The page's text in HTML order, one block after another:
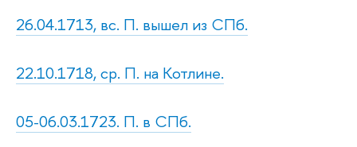
26.04.1713, вс. П. вышел из СПб.
22.10.1718, ср. П. на Котлине.
05-06.03.1723. П. в СПб.